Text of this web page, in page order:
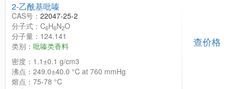
2-乙酰基吡嗪
CAS号： 22047-25-2
分子式：C6H6N2O
分子量：124.141
类别： 吡嗪类香料
密度：1.1±0.1 g/cm3
沸点：249.0±40.0 °C at 760 mmHg
熔点：75-78 °C
查价格